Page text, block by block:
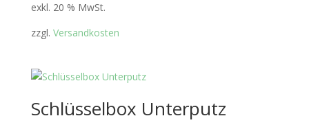
exkl. 20 % MwSt.
zzgl. Versandkosten
Schlüsselbox Unterputz